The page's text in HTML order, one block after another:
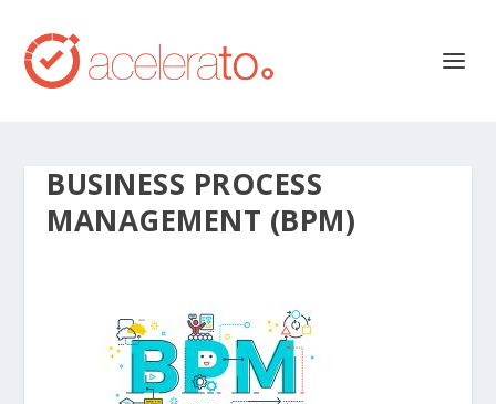
BUSINESS PROCESS
MANAGEMENT (BPM)